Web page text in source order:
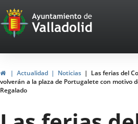
Portal
Web
del
Ayuntamiento
de
Valladolid
HomeActualidad Noticias
Las ferias del
volverán a la plaza de Portugalete con motivo
Regalado